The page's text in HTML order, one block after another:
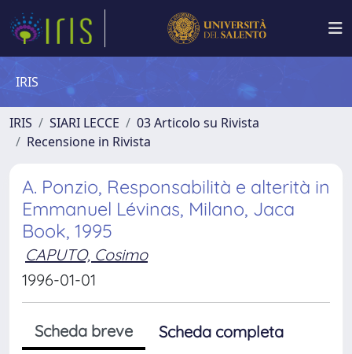
IRIS
IRIS SIARI LECCE
03 Articolo su Rivista
Recensione in Rivista
A. Ponzio, Responsabilità e alterità in
Emmanuel Lévinas, Milano, Jaca
Book, 1995
CAPUTO, Cosimo
1996-01-01
Scheda breve
Scheda completa